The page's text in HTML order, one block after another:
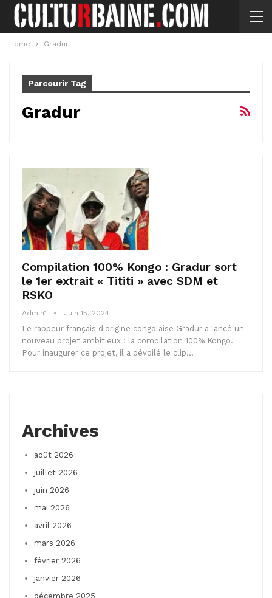
Home Gradur
Parcourir Tag
Gradur
Compilation 100% Kongo : Gradur sort
le 1er extrait « Tititi » avec SDM et
RSKO
Admin1 Juin 15, 2024
Le rappeur français d'origine congolaise Gradur a lancé un
nouveau projet ambitieux : la compilation 100% Kongo.
Pour inaugurer ce projet, il a dévoilé le clip…
Archives
août 2026
juillet 2026
juin 2026
mai 2026
avril 2026
mars 2026
février 2026
janvier 2026
décembre 2025